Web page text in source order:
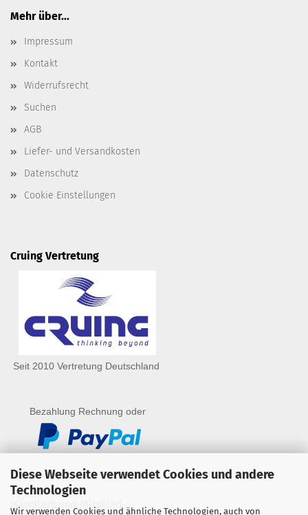
Diese Webseite verwendet Cookies und andere
Technologien
Wir verwenden Cookies und ähnliche Technologien, auch von
Mehr über...
Impressum
Kontakt
Widerrufsrecht
Suchen
AGB
Liefer- und Versandkosten
Datenschutz
Cookie Einstellungen
Cruing Vertretung
Seit 2010 Vertretung Deutschland
Bezahlung Rechnung oder
Händlerbund Mitglied